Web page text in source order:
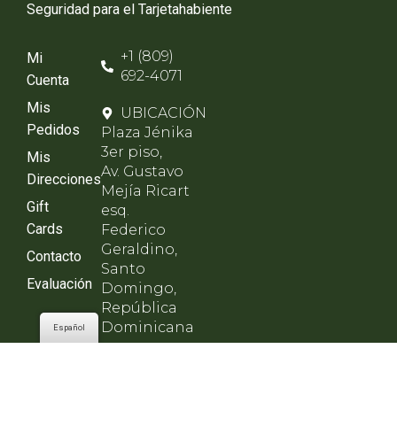
Seguridad para el Tarjetahabiente
Mi
Cuenta
Mis
Pedidos
Mis
Direcciones
Gift
Cards
Contacto
Evaluación
+1 (809)
692-4071
UBICACIÓN
Plaza Jénika
3er piso,
Av. Gustavo
Mejía Ricart
esq.
Federico
Geraldino,
Santo
Domingo,
República
Dominicana
Español